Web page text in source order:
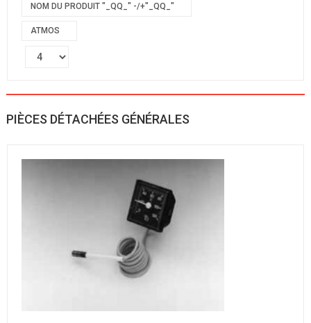
NOM DU PRODUIT "_QQ_" -/+"_QQ_"
ATMOS
PIÈCES DÉTACHÉES GÉNÉRALES